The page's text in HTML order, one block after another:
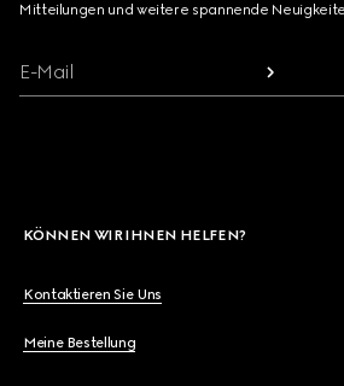
Mitteilungen und weitere spannende
E-Mail
KÖNNEN WIR IHNEN HELFEN?
Kontaktieren Sie Uns
Meine Bestellung